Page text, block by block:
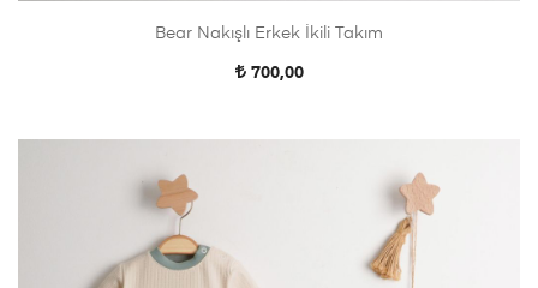
Bear Nakışlı Erkek İkili Takım
700,00